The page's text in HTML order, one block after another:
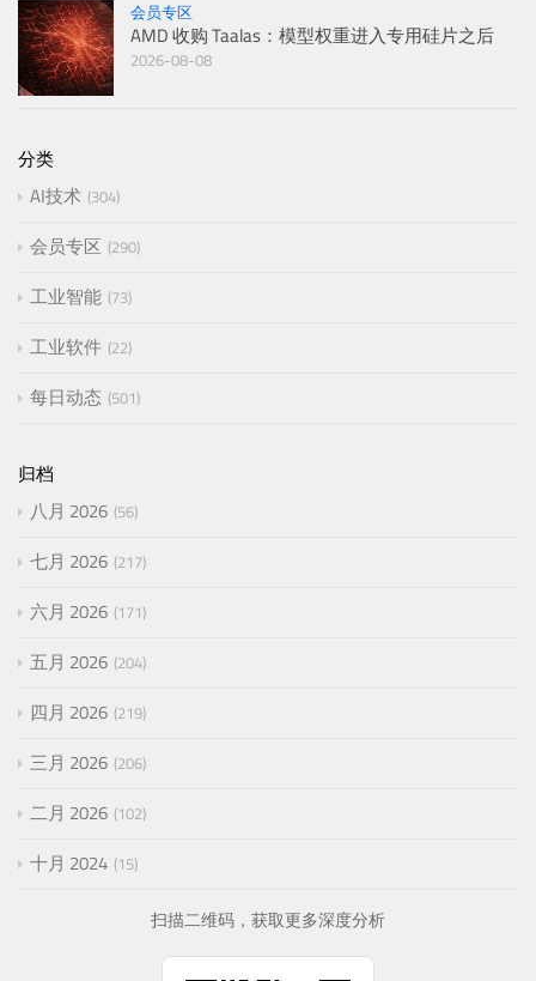
会员专区
AMD 收购 Taalas：模型权重进入专用硅片之后
2026-08-08
分类
AI技术 304
会员专区 290
工业智能 73
工业软件 22
每日动态 501
归档
八月 2026 56
七月 2026 217
六月 2026 171
五月 2026 204
四月 2026 219
三月 2026 206
二月 2026 102
十月 2024 15
扫描二维码，获取更多深度分析